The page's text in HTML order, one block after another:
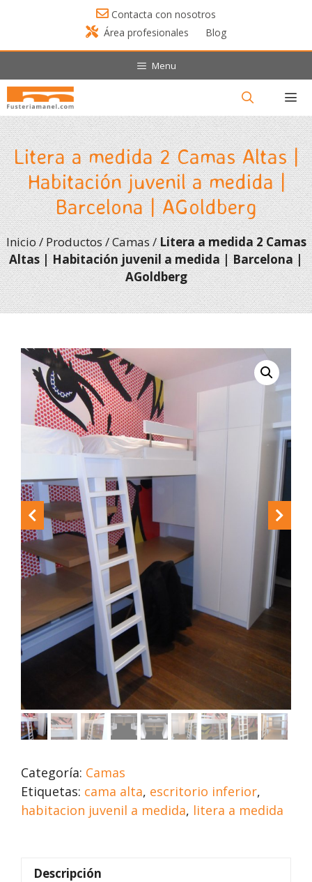
Contacta con nosotros
Área profesionales
Blog
Menu
Menú
Litera a medida 2 Camas Altas |
Habitación juvenil a medida |
Barcelona | AGoldberg
Inicio/Productos/Camas/Litera a medida 2 Camas
Altas | Habitación juvenil a medida | Barcelona |
AGoldberg
Categoría: Camas
Etiquetas: cama alta, escritorio inferior,
habitacion juvenil a medida, litera a medida
Descripción